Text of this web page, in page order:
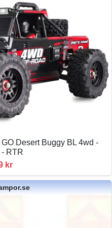
Desert Buggy BL 4wd -
- RTR
kr